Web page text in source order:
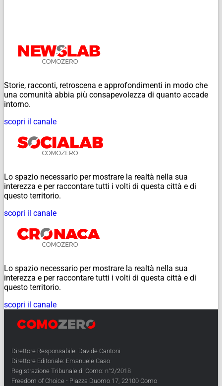
Storie, racconti, retroscena e approfondimenti in modo che
una comunità abbia più consapevolezza di quanto accade
intorno.
scopri il canale
Lo spazio necessario per mostrare la realtà nella sua
interezza e per raccontare tutti i volti di questa città e di
questo territorio.
scopri il canale
Lo spazio necessario per mostrare la realtà nella sua
interezza e per raccontare tutti i volti di questa città e di
questo territorio.
scopri il canale
Direttore Responsabile: Davide Cantoni
Direttore Editoriale: Emanuele Caso
Registrazione Tribunale di Como: n°2/2018
Freedom of Choice - Piazza Duomo 17, 22100 Como